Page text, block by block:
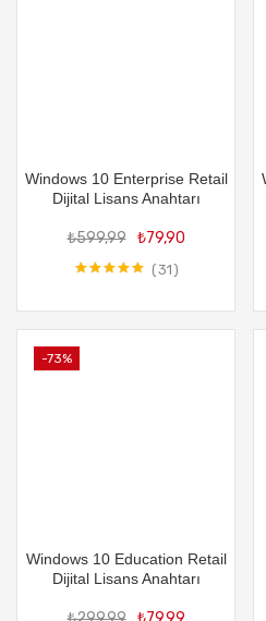
Windows 10 Enterprise Retail
Dijital Lisans Anahtarı
₺599,99 Orijinal
fiyat:
₺79,90Şu
31
-73%
Windows 10 Education Retail
Dijital Lisans Anahtarı
Orijinal
Şu